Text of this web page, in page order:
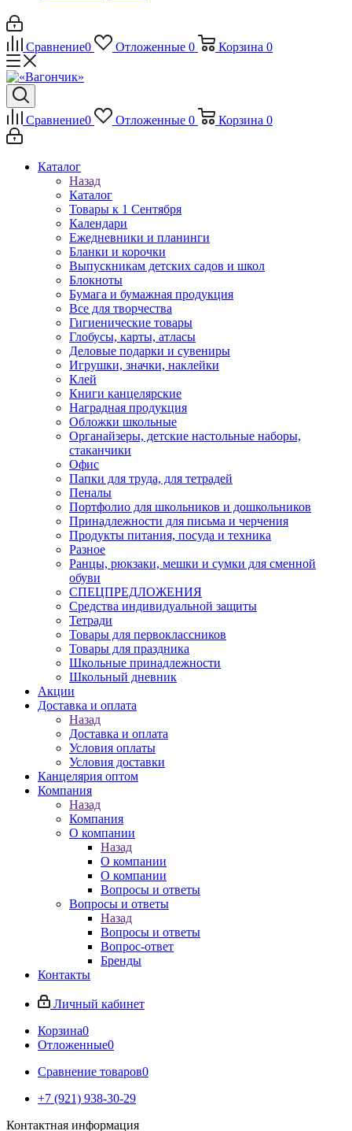
Сравнение0 Отложенные 0 Корзина 0
Сравнение0 Отложенные 0 Корзина 0
Каталог
Назад
Каталог
Товары к 1 Сентября
Календари
Ежедневники и планинги
Бланки и корочки
Выпускникам детских садов и школ
Блокноты
Бумага и бумажная продукция
Все для творчества
Гигиенические товары
Глобусы, карты, атласы
Деловые подарки и сувениры
Игрушки, значки, наклейки
Клей
Книги канцелярские
Наградная продукция
Обложки школьные
Органайзеры, детские настольные наборы,
стаканчики
Офис
Папки для труда, для тетрадей
Пеналы
Портфолио для школьников и дошкольников
Принадлежности для письма и черчения
Продукты питания, посуда и техника
Разное
Ранцы, рюкзаки, мешки и сумки для сменной
обуви
СПЕЦПРЕДЛОЖЕНИЯ
Средства индивидуальной защиты
Тетради
Товары для первоклассников
Товары для праздника
Школьные принадлежности
Школьный дневник
Акции
Доставка и оплата
Назад
Доставка и оплата
Условия оплаты
Условия доставки
Канцелярия оптом
Компания
Назад
Компания
О компании
Назад
О компании
О компании
Вопросы и ответы
Вопросы и ответы
Назад
Вопросы и ответы
Вопрос-ответ
Бренды
Контакты
Личный кабинет
Корзина0
Отложенные0
Сравнение товаров0
+7 (921) 938-30-29
Контактная информация